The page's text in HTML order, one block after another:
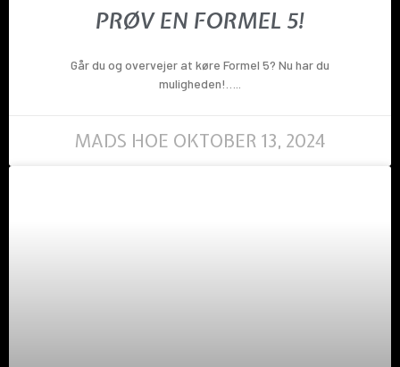
PRØV EN FORMEL 5!
Går du og overvejer at køre Formel 5? Nu har du
muligheden!…..
MADS HOE OKTOBER 13, 2024